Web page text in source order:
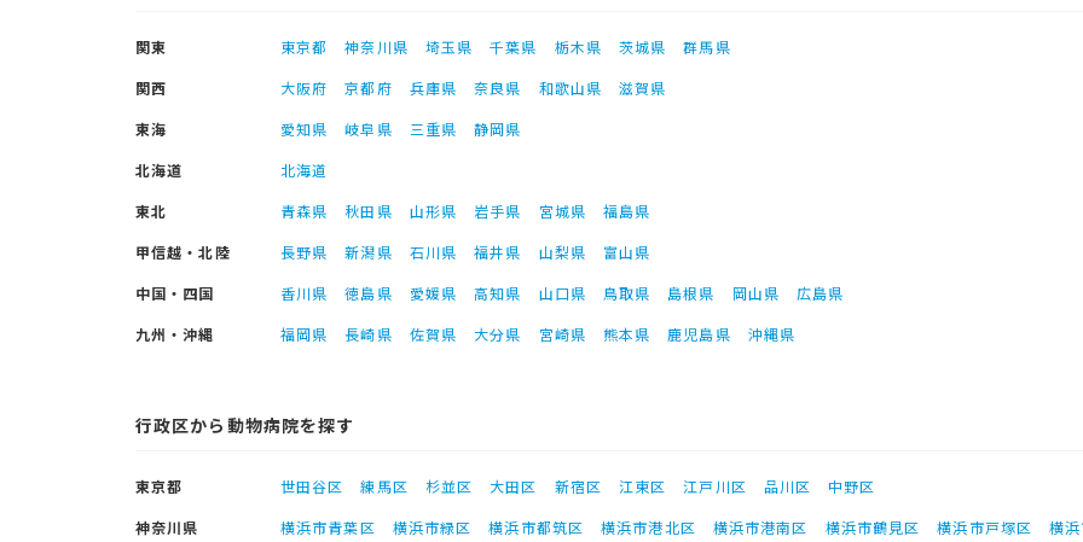
関東 東京都 神奈川県 埼玉県 千葉県 栃木県 茨城県
群馬県
関西
大阪府 京都府 兵庫県 奈良県 和歌山県
滋賀県
東海
愛知県 岐阜県 三重県
静岡県
北海道
北海道
東北
青森県 秋田県 山形県 岩手県 宮城県
福島県
甲信越・北陸
長野県 新潟県 石川県 福井県 山梨県
富山県
中国・四国
香川県 徳島県 愛媛県 高知県 山口県 鳥取県 島根県 岡山県
広島県
九州・沖縄
福岡県 長崎県 佐賀県 大分県 宮崎県 熊本県 鹿児島県 沖縄県
行政区から動物病院を探す
東京都 世田谷区 練馬区 杉並区 大田区 新宿区 江東区 江戸川区 品川区
中野区
神奈川県
横浜市青葉区 横浜市緑区 横浜市都筑区 横浜市港北区 横浜市港南区 横浜市鶴見区 横浜市戸塚区
横